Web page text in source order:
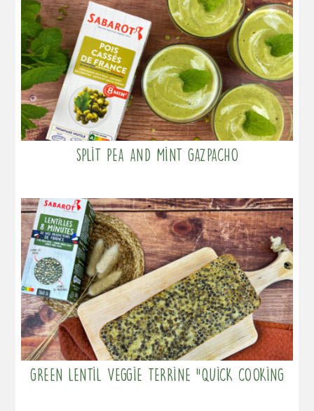
Split pea and mint gazpacho
Green lentil veggie terrine “quick cooking